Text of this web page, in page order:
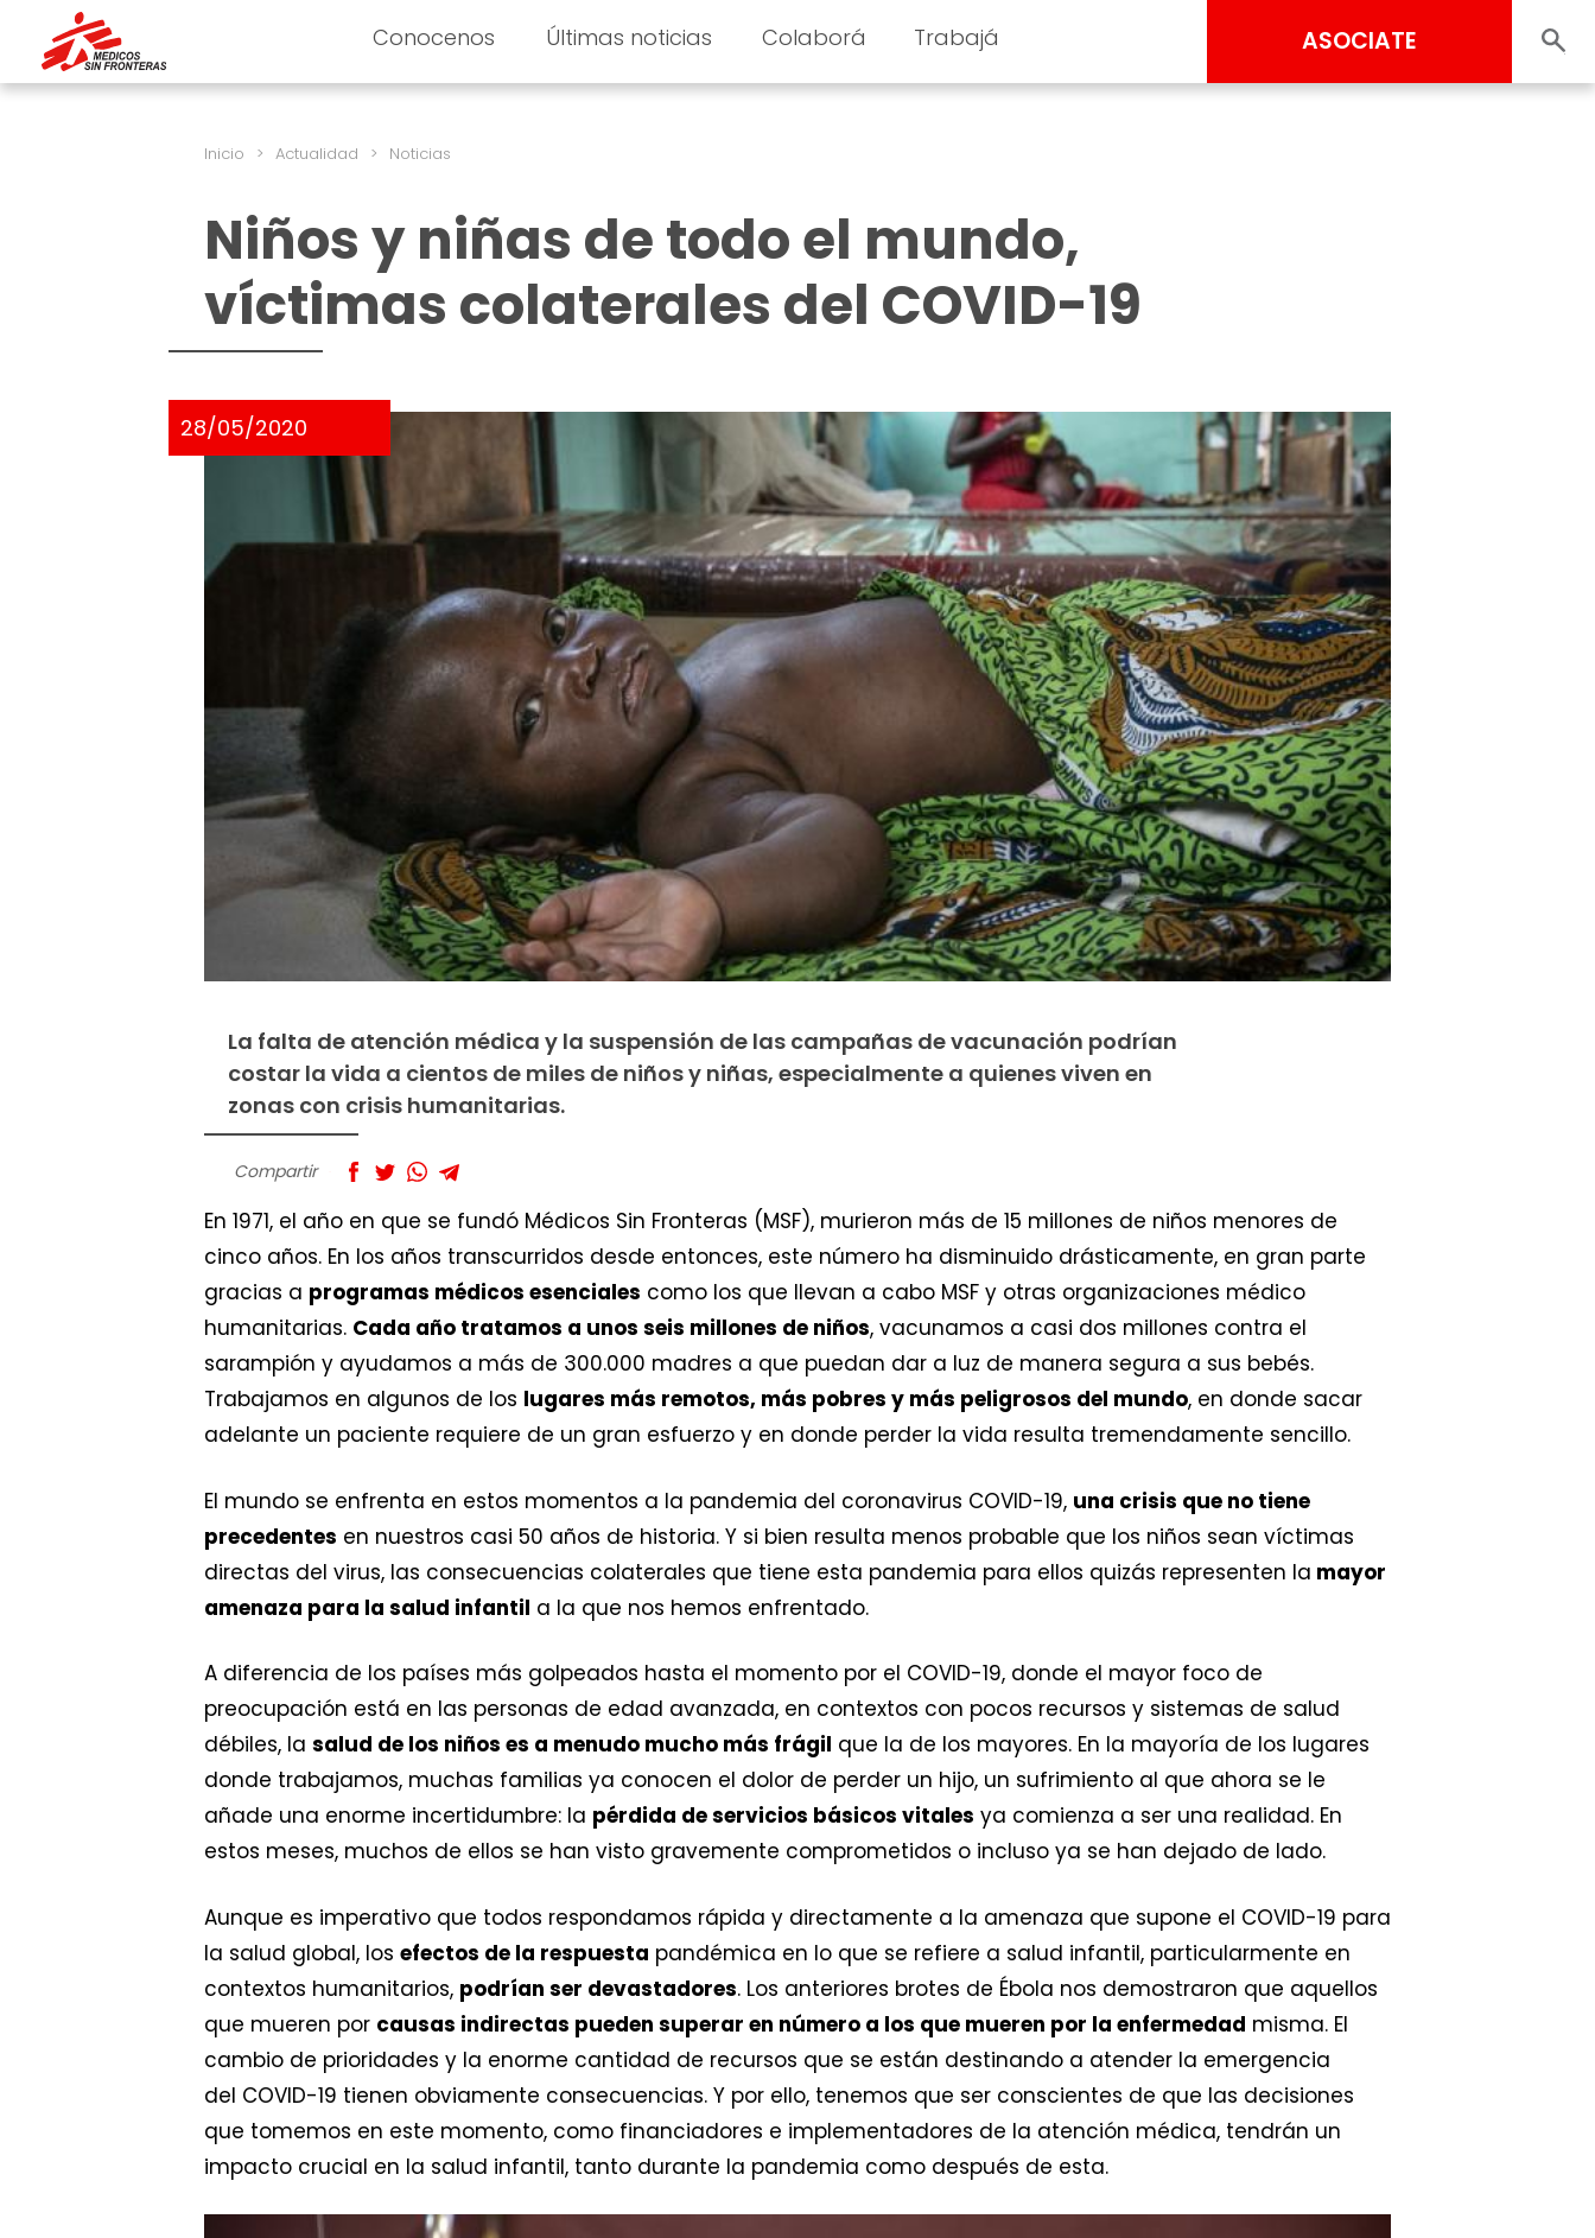
Conocenos Últimas noticias Colaborá Trabajá ASOCIATE
Inicio > Actualidad > Noticias
Niños y niñas de todo el mundo,
víctimas colaterales del COVID-19
28/05/2020
La falta de atención médica y la suspensión de las campañas de vacunación podrían
costar la vida a cientos de miles de niños y niñas, especialmente a quienes viven en
zonas con crisis humanitarias.
Compartir
En 1971, el año en que se fundó Médicos Sin Fronteras (MSF), murieron más de 15 millones de niños menores de
cinco años. En los años transcurridos desde entonces, este número ha disminuido drásticamente, en gran parte
gracias a programas médicos esenciales como los que llevan a cabo MSF y otras organizaciones médico
humanitarias. Cada año tratamos a unos seis millones de niños, vacunamos a casi dos millones contra el
sarampión y ayudamos a más de 300.000 madres a que puedan dar a luz de manera segura a sus bebés.
Trabajamos en algunos de los lugares más remotos, más pobres y más peligrosos del mundo, en donde sacar
adelante un paciente requiere de un gran esfuerzo y en donde perder la vida resulta tremendamente sencillo.
El mundo se enfrenta en estos momentos a la pandemia del coronavirus COVID-19, una crisis que no tiene
precedentes en nuestros casi 50 años de historia. Y si bien resulta menos probable que los niños sean víctimas
directas del virus, las consecuencias colaterales que tiene esta pandemia para ellos quizás representen la mayor
amenaza para la salud infantil a la que nos hemos enfrentado.
A diferencia de los países más golpeados hasta el momento por el COVID-19, donde el mayor foco de
preocupación está en las personas de edad avanzada, en contextos con pocos recursos y sistemas de salud
débiles, la salud de los niños es a menudo mucho más frágil que la de los mayores. En la mayoría de los lugares
donde trabajamos, muchas familias ya conocen el dolor de perder un hijo, un sufrimiento al que ahora se le
añade una enorme incertidumbre: la pérdida de servicios básicos vitales ya comienza a ser una realidad. En
estos meses, muchos de ellos se han visto gravemente comprometidos o incluso ya se han dejado de lado.
Aunque es imperativo que todos respondamos rápida y directamente a la amenaza que supone el COVID-19 para
la salud global, los efectos de la respuesta pandémica en lo que se refiere a salud infantil, particularmente en
contextos humanitarios, podrían ser devastadores. Los anteriores brotes de Ébola nos demostraron que aquellos
que mueren por causas indirectas pueden superar en número a los que mueren por la enfermedad misma. El
cambio de prioridades y la enorme cantidad de recursos que se están destinando a atender la emergencia
del COVID-19 tienen obviamente consecuencias. Y por ello, tenemos que ser conscientes de que las decisiones
que tomemos en este momento, como financiadores e implementadores de la atención médica, tendrán un
impacto crucial en la salud infantil, tanto durante la pandemia como después de esta.